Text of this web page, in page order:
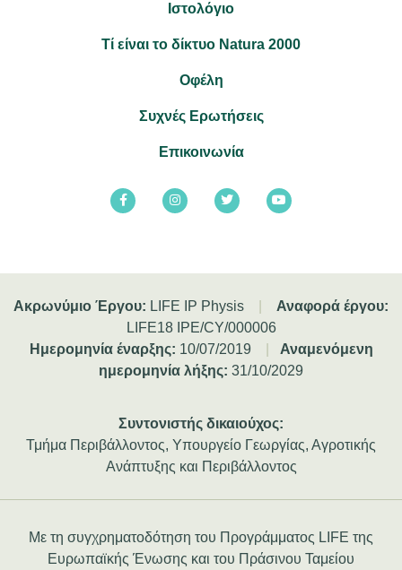
Ιστολόγιο
Τί είναι το δίκτυο Natura 2000
Οφέλη
Συχνές Ερωτήσεις
Επικοινωνία
Ακρωνύμιο Έργου: LIFE IP Physis
Αναφορά έργου:
LIFE18 IPE/CY/000006
Ημερομηνία έναρξης: 10/07/2019
Αναμενόμενη
ημερομηνία λήξης: 31/10/2029
Συντονιστής δικαιούχος:
Τμήμα Περιβάλλοντος, Υπουργείο Γεωργίας, Αγροτικής
Ανάπτυξης και Περιβάλλοντος
Με τη συγχρηματοδότηση του Προγράμματος LIFE της
Ευρωπαϊκής Ένωσης και του Πράσινου Ταμείου